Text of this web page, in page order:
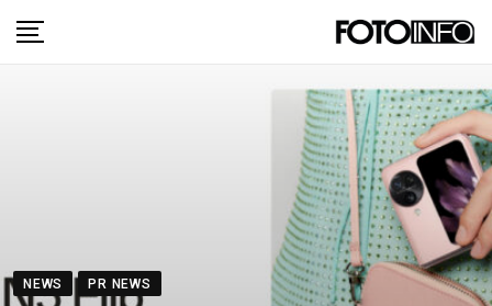
to
NEWS PR NEWS